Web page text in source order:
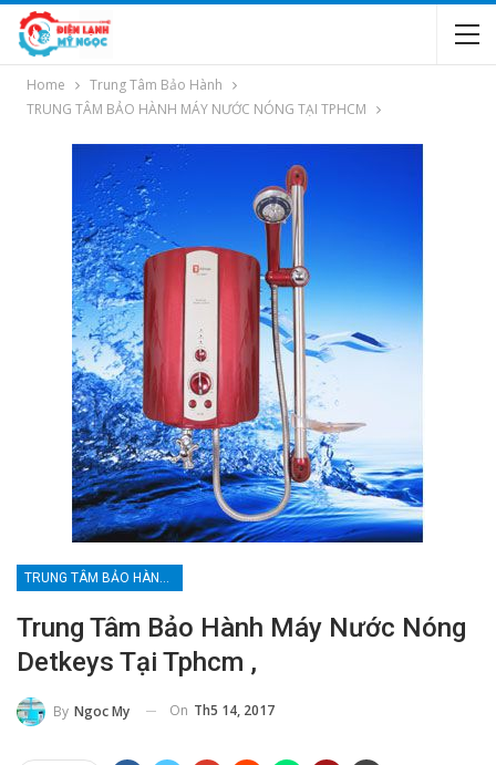
Home
Trung Tâm Bảo Hành
TRUNG TÂM BẢO HÀNH MÁY NƯỚC NÓNG TẠI TPHCM
TRUNG TÂM BẢO HÀNH MÁY NƯỚC NÓNG TẠI TPHCM
Trung Tâm Bảo Hành Máy Nước Nóng
Detkeys Tại Tphcm ,
By Ngoc My On Th5 14, 2017